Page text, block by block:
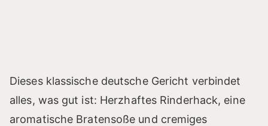
Dieses klassische deutsche Gericht verbindet
alles, was gut ist: Herzhaftes Rinderhack, eine
aromatische Bratensoße und cremiges